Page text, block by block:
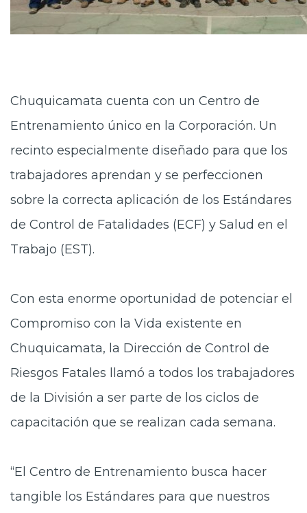
Chuquicamata cuenta con un Centro de
Entrenamiento único en la Corporación. Un
recinto especialmente diseñado para que los
trabajadores aprendan y se perfeccionen
sobre la correcta aplicación de los Estándares
de Control de Fatalidades (ECF) y Salud en el
Trabajo (EST).
Con esta enorme oportunidad de potenciar el
Compromiso con la Vida existente en
Chuquicamata, la Dirección de Control de
Riesgos Fatales llamó a todos los trabajadores
de la División a ser parte de los ciclos de
capacitación que se realizan cada semana.
“El Centro de Entrenamiento busca hacer
tangible los Estándares para que nuestros